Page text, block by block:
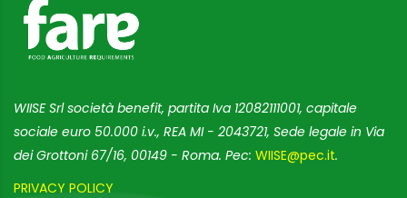
WIISE Srl società benefit, partita Iva 12082111001, capitale
sociale euro 50.000 i.v., REA MI - 2043721, Sede legale in Via
dei Grottoni 67/16, 00149 - Roma. Pec: WIISE@pec.it.
PRIVACY POLICY